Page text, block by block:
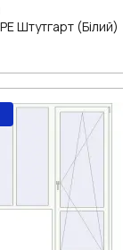
Штутгарт (Білий)